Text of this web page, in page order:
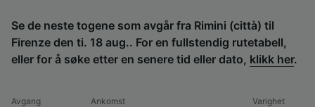
Se de neste togene som avgår fra Rimini (città) til
Firenze den ti. 18 aug.. For en fullstendig rutetabell,
eller for å søke etter en senere tid eller dato, klikk her.
Avgang Ankomst Varighet